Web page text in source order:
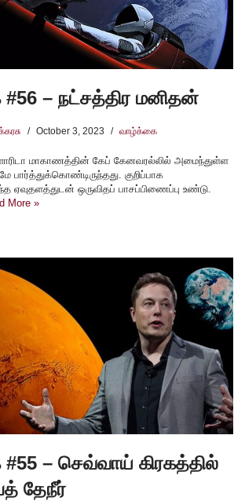
– நட்சத்திர மனிதன்
October 3, 2023 வாழ்க்கை
மாகாணத்தின் கேப் கேனவரல்லில் அமைந்துள்ள
பார்த்துக்கொண்டிருந்தது. குறிப்பாக
ஏவுதளத்துடன் ஒருவிதப் பாசப்பிணைப்பு உண்டு.
More »
– செவ்வாய் கிரகத்தில்
தேநீர்